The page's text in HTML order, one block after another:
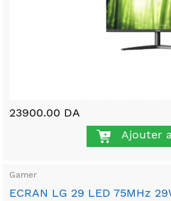
23900.00 DA
Ajouter
Gamer
ECRAN LG 29 LED 75MHz